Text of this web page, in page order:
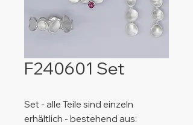
F240601 Set
Set - alle Teile sind einzeln
erhältlich - bestehend aus: